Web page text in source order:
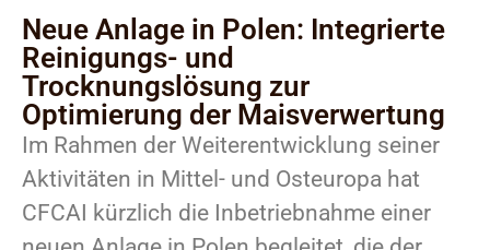
Neue Anlage in Polen: Integrierte
Reinigungs- und
Trocknungslösung zur
Optimierung der Maisverwertung
Im Rahmen der Weiterentwicklung seiner
Aktivitäten in Mittel- und Osteuropa hat
CFCAI kürzlich die Inbetriebnahme einer